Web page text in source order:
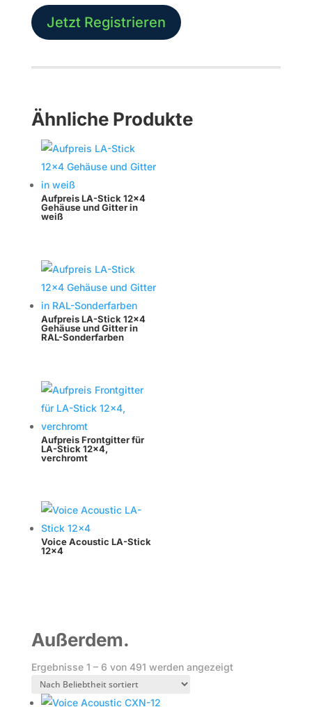
RAL-
Farben
Menge
Jetzt Registrieren
Ähnliche Produkte
Aufpreis LA-Stick 12×4
Gehäuse und Gitter in
weiß
Aufpreis LA-Stick 12×4
Gehäuse und Gitter in
RAL-Sonderfarben
Aufpreis Frontgitter für
LA-Stick 12×4,
verchromt
Voice Acoustic LA-Stick
12×4
Außerdem.
Ergebnisse 1 – 6 von 491 werden angezeigtNach